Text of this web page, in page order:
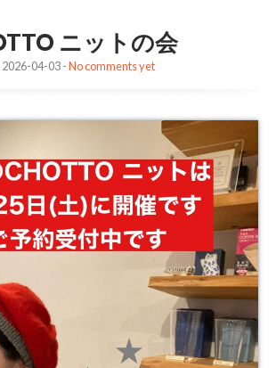
ニットの会
04-03 -No comments yet